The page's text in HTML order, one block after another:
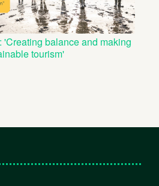
'Creating balance and making
tourism'